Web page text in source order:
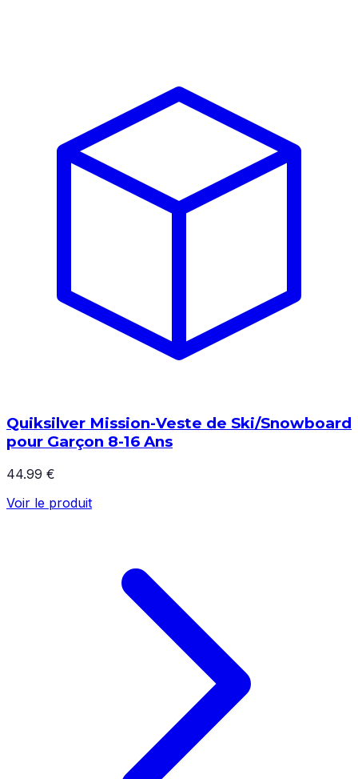
Quiksilver Mission-Veste de Ski/Snowboard
pour Garçon 8-16 Ans
44.99 €
Voir le produit